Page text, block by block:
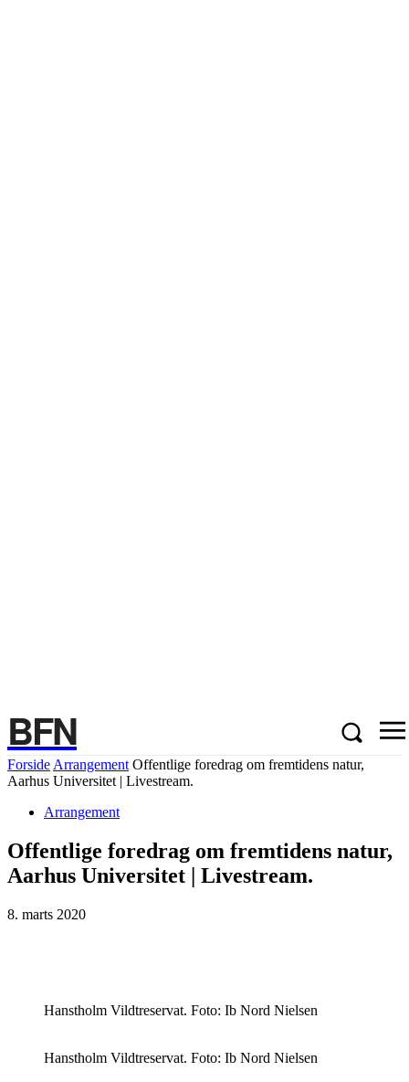
BFN
Forside Arrangement Offentlige foredrag om fremtidens natur,
Aarhus Universitet | Livestream.
Arrangement
Offentlige foredrag om fremtidens natur,
Aarhus Universitet | Livestream.
8. marts 2020
Hanstholm Vildtreservat. Foto: Ib Nord Nielsen
Hanstholm Vildtreservat. Foto: Ib Nord Nielsen